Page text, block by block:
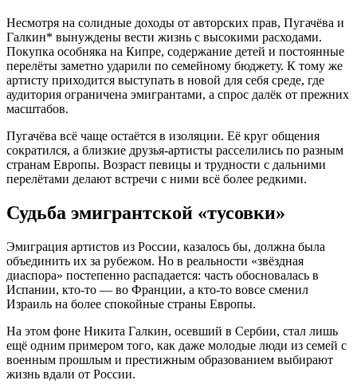
Несмотря на солидные доходы от авторских прав, Пугачёва и
Галкин* вынуждены вести жизнь с высокими расходами.
Покупка особняка на Кипре, содержание детей и постоянные
перелёты заметно ударили по семейному бюджету. К тому же
артисту приходится выступать в новой для себя среде, где
аудитория ограничена эмигрантами, а спрос далёк от прежних
масштабов.
Пугачёва всё чаще остаётся в изоляции. Её круг общения
сократился, а близкие друзья-артисты расселились по разным
странам Европы. Возраст певицы и трудности с дальними
перелётами делают встречи с ними всё более редкими.
Судьба эмигрантской «тусовки»
Эмиграция артистов из России, казалось бы, должна была
объединить их за рубежом. Но в реальности «звёздная
диаспора» постепенно распадается: часть обосновалась в
Испании, кто-то — во Франции, а кто-то вовсе сменил
Израиль на более спокойные страны Европы.
На этом фоне Никита Галкин, осевший в Сербии, стал лишь
ещё одним примером того, как даже молодые люди из семей с
военным прошлым и престижным образованием выбирают
жизнь вдали от России.